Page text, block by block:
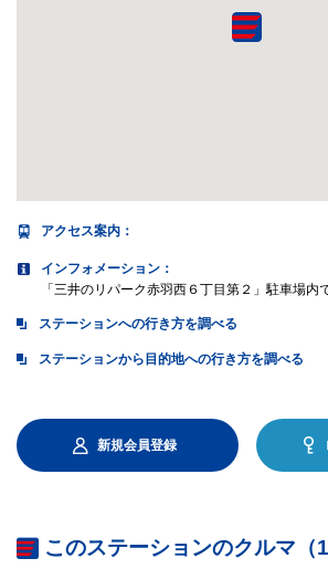
アクセス案内 ：
インフォメーション：
「三井のリパーク赤羽西６丁目第２」駐車場内
ステーションへの行き方を調べる
ステーションから目的地への行き方を調べる
新規会員登録
このステーションのクルマ（1